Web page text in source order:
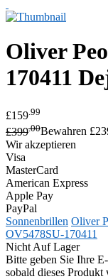
Oliver
170411
£159 .99
£399.00Bewahren
Wir akzeptieren
Visa
MasterCard
American Express
Apple Pay
PayPal
Sonnenbrillen Oliver
OV5478SU-170411
Nicht Auf Lager
Bitte geben Sie Ihre
sobald dieses